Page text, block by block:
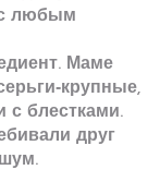
с любым
Маме
с блестками.
друг